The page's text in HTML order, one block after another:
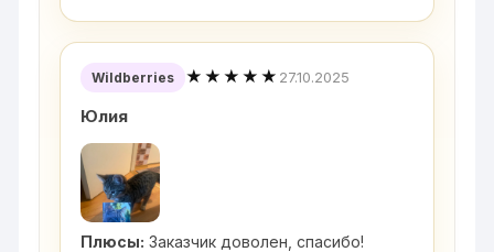
Wildberries ★★★★★ 27.10.2025
Юлия
Плюсы: Заказчик доволен, спасибо!